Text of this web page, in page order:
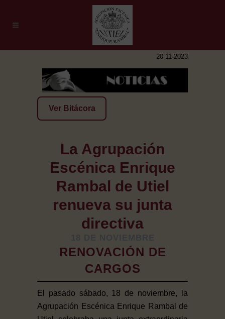
20-11-2023
Ver Bitácora
La Agrupación
Escénica Enrique
Rambal de Utiel
renueva su junta
directiva
RENOVACIÓN DE
CARGOS
El pasado sábado, 18 de noviembre, la
Agrupación Escénica Enrique Rambal de